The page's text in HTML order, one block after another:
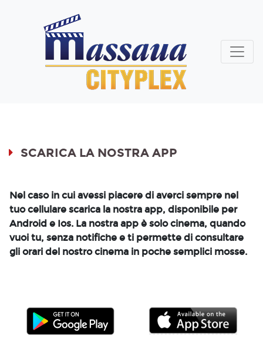
SCARICA LA NOSTRA APP
Nel caso in cui avessi piacere di averci sempre nel
tuo cellulare scarica la nostra app, disponibile per
Android e Ios. La nostra app è solo cinema, quando
vuoi tu, senza notifiche e ti permette di consultare
gli orari del nostro cinema in poche semplici mosse.